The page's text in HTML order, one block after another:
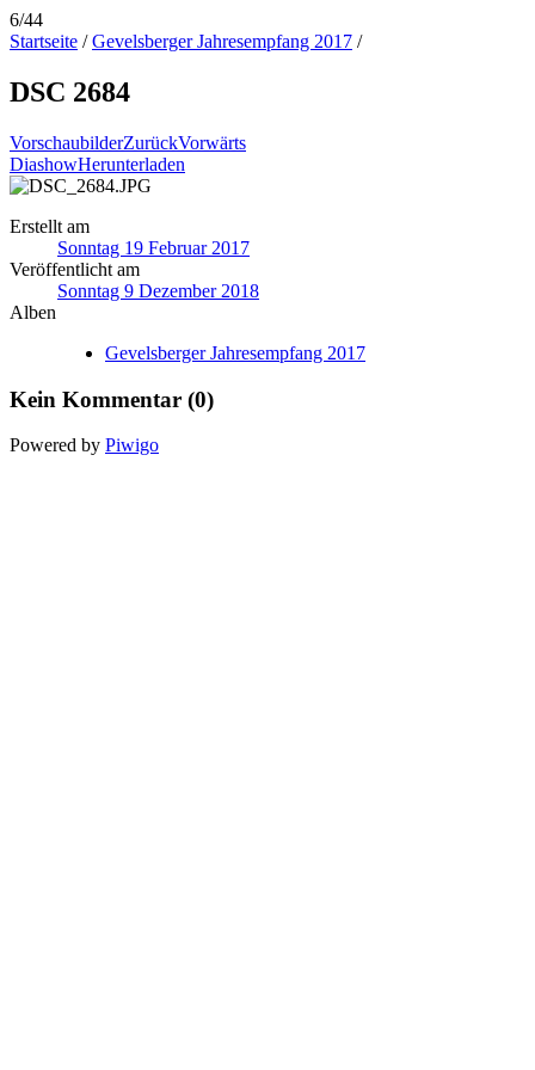
6/44
Startseite /Gevelsberger Jahresempfang 2017 /
DSC 2684
VorschaubilderZurückVorwärts
DiashowHerunterladen
Erstellt am
Sonntag 19 Februar 2017
Veröffentlicht am
Sonntag 9 Dezember 2018
Alben
Gevelsberger Jahresempfang 2017
Kein Kommentar (0)
Powered by Piwigo